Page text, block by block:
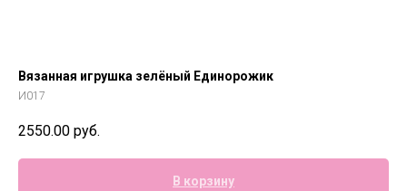
Вязанная игрушка зелёный Единорожик
И017
2550.00 руб.
В корзину